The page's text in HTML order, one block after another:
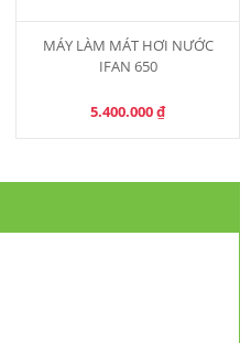
MÁY LÀM MÁT HƠI NƯỚC
IFAN 650
5.400.000₫